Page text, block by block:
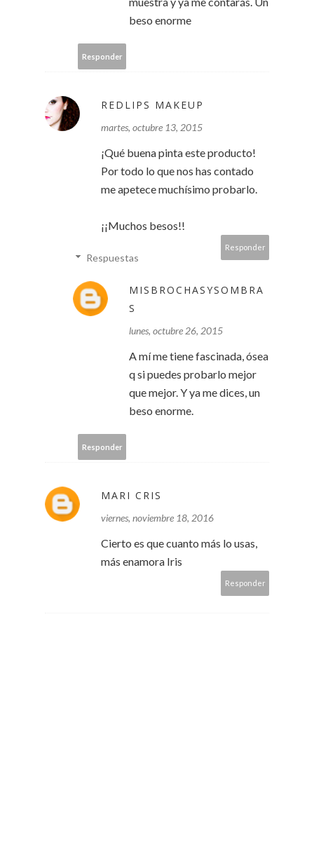
beso enorme
Responder
REDLIPS MAKEUP
martes, octubre 13, 2015
¡Qué buena pinta este producto!
Por todo lo que nos has contado
me apetece muchísimo probarlo.
¡¡Muchos besos!!
Responder
Respuestas
MISBROCHASYSOMBRA
S
lunes, octubre 26, 2015
A mí me tiene fascinada, ósea
q si puedes probarlo mejor
que mejor. Y ya me dices, un
beso enorme.
Responder
MARI CRIS
viernes, noviembre 18, 2016
Cierto es que cuanto más lo usas,
más enamora Iris
Responder